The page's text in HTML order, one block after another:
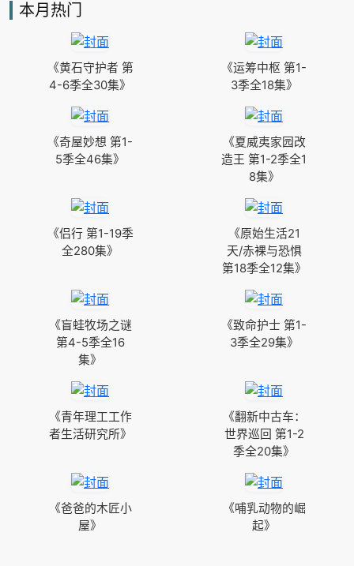
本月热门
《黄石守护者 第
4-6季全30集》
《运筹中枢 第1-
3季全18集》
《奇屋妙想 第1-
5季全46集》
《夏威夷家园改
造王 第1-2季全1
8集》
《侣行 第1-19季
全280集》
《原始生活21
天/赤裸与恐惧
第18季全12集》
《盲蛙牧场之谜
第4-5季全16
集》
《致命护士 第1-
3季全29集》
《青年理工工作
者生活研究所》
《翻新中古车：
世界巡回 第1-2
季全20集》
《爸爸的木匠小
屋》
《哺乳动物的崛
起》